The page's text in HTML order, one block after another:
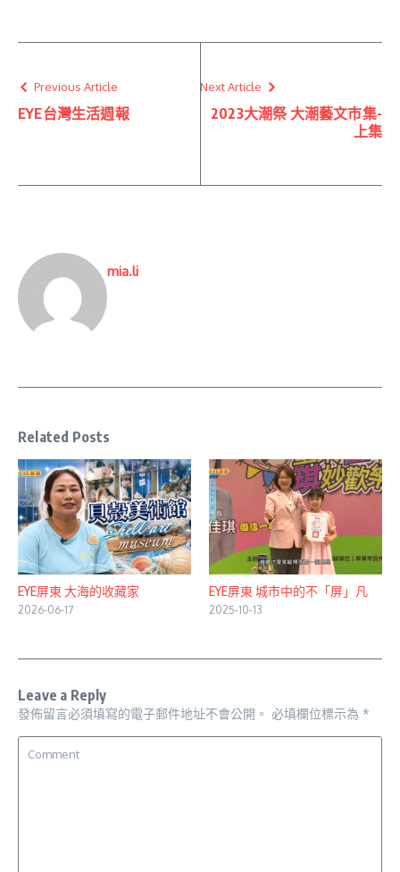
Previous Article
EYE台灣生活週報
Next Article
2023大潮祭 大潮藝文市集-
上集
mia.li
Related Posts
EYE屏東 大海的收藏家
2026-06-17
EYE屏東 城市中的不「屏」凡
2025-10-13
Leave a Reply
發佈留言必須填寫的電子郵件地址不會公開。 必填欄位標示為 *